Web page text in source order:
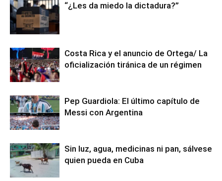
“¿Les da miedo la dictadura?”
Costa Rica y el anuncio de Ortega/ La
oficialización tiránica de un régimen
Pep Guardiola: El último capítulo de
Messi con Argentina
Sin luz, agua, medicinas ni pan, sálvese
quien pueda en Cuba